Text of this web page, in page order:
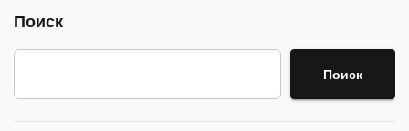
A
p
a
m
kl
a
в
и
Поиск
Поиск